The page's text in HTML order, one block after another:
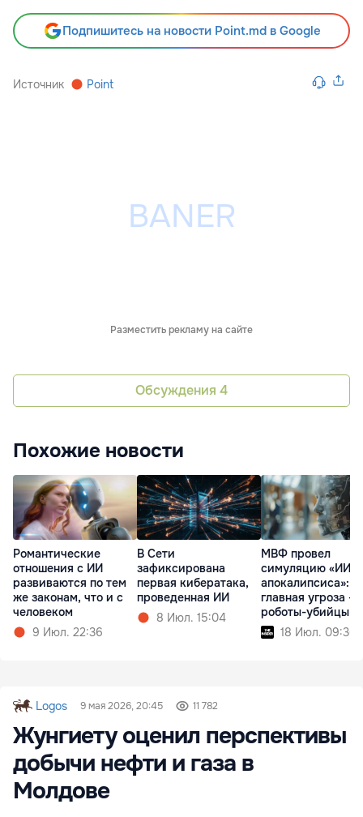
Подпишитесь на новости Point.md в Google
Источник Point
Разместить рекламу на сайте
Обсуждения 4
Похожие новости
Романтические
отношения с ИИ
развиваются по тем
же законам, что и с
человеком
9 Июл. 22:36
В Сети
зафиксирована
первая кибератака,
проведенная ИИ
8 Июл. 15:04
МВФ провел
симуляцию «ИИ-
апокалипсиса»:
главная угроза -
роботы-убийцы
18 Июл. 09:36
Logos 9 мая 2026, 20:45 11 782
Жунгиету оценил перспективы
добычи нефти и газа в
Молдове